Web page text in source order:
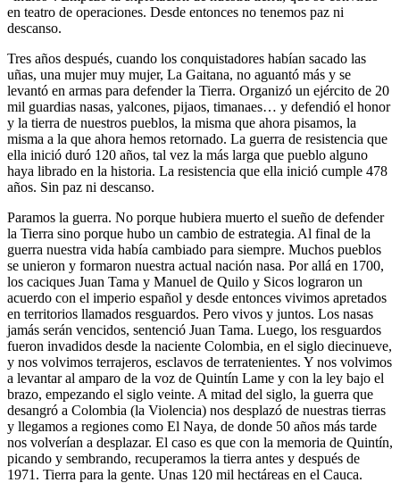
en teatro de operaciones. Desde entonces no tenemos paz ni
descanso.
Tres años después, cuando los conquistadores habían sacado las
uñas, una mujer muy mujer, La Gaitana, no aguantó más y se
levantó en armas para defender la Tierra. Organizó un ejército de 20
mil guardias nasas, yalcones, pijaos, timanaes… y defendió el honor
y la tierra de nuestros pueblos, la misma que ahora pisamos, la
misma a la que ahora hemos retornado. La guerra de resistencia que
ella inició duró 120 años, tal vez la más larga que pueblo alguno
haya librado en la historia. La resistencia que ella inició cumple 478
años. Sin paz ni descanso.
Paramos la guerra. No porque hubiera muerto el sueño de defender
la Tierra sino porque hubo un cambio de estrategia. Al final de la
guerra nuestra vida había cambiado para siempre. Muchos pueblos
se unieron y formaron nuestra actual nación nasa. Por allá en 1700,
los caciques Juan Tama y Manuel de Quilo y Sicos lograron un
acuerdo con el imperio español y desde entonces vivimos apretados
en territorios llamados resguardos. Pero vivos y juntos. Los nasas
jamás serán vencidos, sentenció Juan Tama. Luego, los resguardos
fueron invadidos desde la naciente Colombia, en el siglo diecinueve,
y nos volvimos terrajeros, esclavos de terratenientes. Y nos volvimos
a levantar al amparo de la voz de Quintín Lame y con la ley bajo el
brazo, empezando el siglo veinte. A mitad del siglo, la guerra que
desangró a Colombia (la Violencia) nos desplazó de nuestras tierras
y llegamos a regiones como El Naya, de donde 50 años más tarde
nos volverían a desplazar. El caso es que con la memoria de Quintín,
picando y sembrando, recuperamos la tierra antes y después de
1971. Tierra para la gente. Unas 120 mil hectáreas en el Cauca.